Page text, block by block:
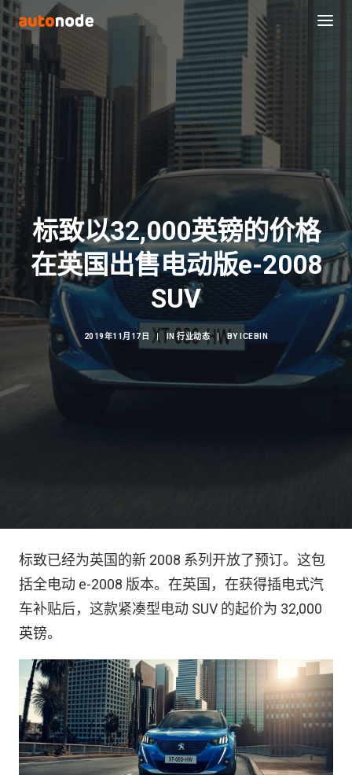
Search
标致以32,000英镑的价格
在英国出售电动版e-2008
SUV
2019年11月17日 | IN行业动态 BY ICEBIN
标致已经为英国的新 2008 系列开放了预订。这包
括全电动 e-2008 版本。在英国，在获得插电式汽
车补贴后，这款紧凑型电动 SUV 的起价为 32,000
英镑。